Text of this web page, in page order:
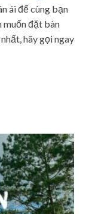
ái để cùng bạn
muốn đặt bàn
hãy gọi ngay